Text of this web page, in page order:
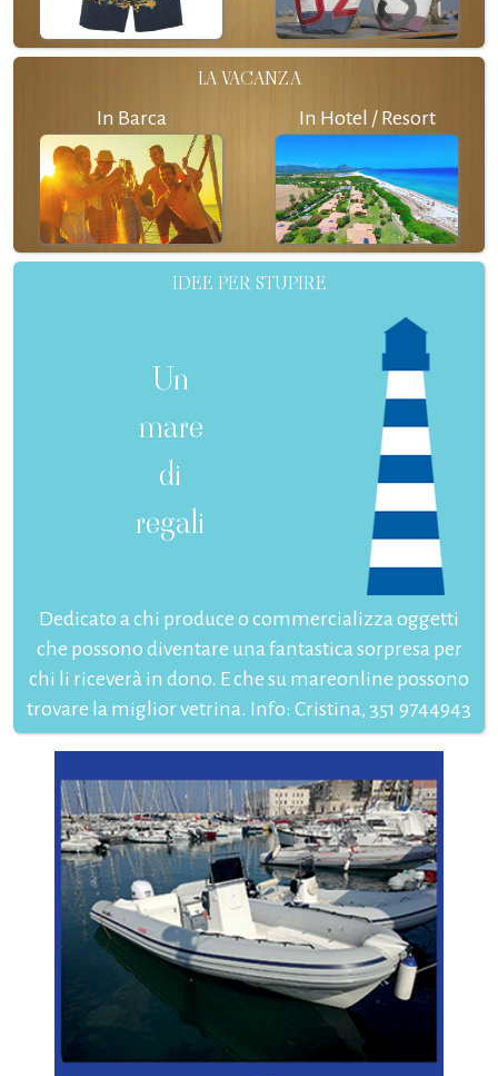
LA VACANZA
In Barca In Hotel / Resort
IDEE PER STUPIRE
Un
mare
di
regali
Dedicato a chi produce o commercializza oggetti
che possono diventare una fantastica sorpresa per
chi li riceverà in dono. E che su mareonline possono
trovare la miglior vetrina. Info: Cristina, 351 9744943